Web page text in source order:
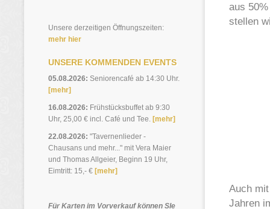
Unsere derzeitigen Öffnungszeiten:
mehr hier
UNSERE KOMMENDEN EVENTS
05.08.2026: Seniorencafé ab 14:30 Uhr.
[mehr]
16.08.2026: Frühstücksbuffet ab 9:30
Uhr, 25,00 € incl. Café und Tee. [mehr]
22.08.2026: "Tavernenlieder -
Chausans und mehr..." mit Vera Maier
und Thomas Allgeier, Beginn 19 Uhr,
Eimtritt: 15,- € [mehr]
Für Karten im Vorverkauf können SIe
aus
stellen
Auch
Jahren